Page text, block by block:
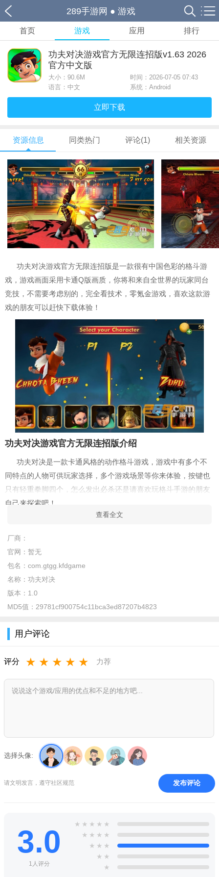
289手游网 ● 游戏
首页 游戏 应用 排行
功夫对决游戏官方无限连招版v1.63 2026
官方中文版
大小： 90.6M
时间：2026-07-05 07:43
语言：中文
系统：Android
立即下载
资源信息 同类热门 评论(1) 相关资源
功夫对决游戏官方无限连招版是一款很有中国色彩的格斗游
戏，游戏画面采用卡通Q版画质，你将和来自全世界的玩家同台
竞技，不需要考虑别的，完全看技术，零氪金游戏，喜欢这款游
戏的朋友可以赶快下载体验！
功夫对决游戏官方无限连招版介绍
功夫对决是一款卡通风格的动作格斗游戏，游戏中有多个不
同特点的人物可供玩家选择，多个游戏场景等你来体验，按键也
只有轻重拳脚四个，怎么发出必杀还是请喜欢玩格斗手游的朋友
自己来探索吧！
功夫对决游戏官方无限连招版亮点
-奇霍塔比姆的功夫达摩卡开启了各种作战环境
-选择你最喜欢的球员并测试你的技能
-动作密集的功夫很少能表现出惊人的武术动作，所以移动玩家并
转动拇指。
-当奇霍塔比姆潜入中国与最凶猛的敌人作战的世界时，继续一段
值得探索的旅程。
-提高你的角色技能，并通过得分来达到你的每日成就。
功夫对决游戏官方无限连招版特色
1.纯功夫对战游戏，拳拳到肉的格斗风格，感受肾上腺飙升；
小编推荐同类软件
街头霸王6
：现代模式简化连招，入门友好
：极致连段系统，爽快感十足
真人快打11：血腥终结技，连段深度丰富
：RPG要素融合，连招流畅易学
任天堂明星大乱斗 ：多人混战，连招自由创造
查看全文
厂商：
官网： 暂无
包名： com.gtgg.kfdgame
名称： 功夫对决
版本： 1.0
MD5值： 29781cf900754c11bca3ed87207b4823
用户评论
评分 ★ ★ ★ ★ ★ 力荐
选择头像:
请文明发言，遵守社区规范 发布评论
3.0
1人评分
★ ★ ★ ★ ★
★ ★ ★ ★
★ ★ ★
★ ★
★